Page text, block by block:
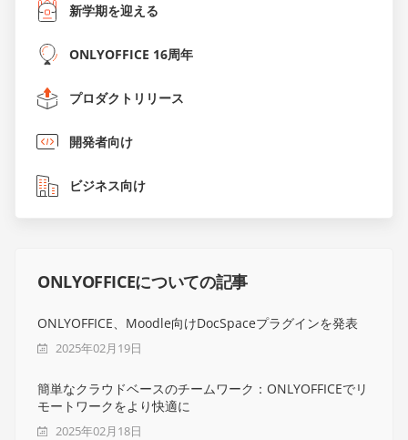
新学期を迎える
ONLYOFFICE 16周年
プロダクトリリース
開発者向け
ビジネス向け
ONLYOFFICEについての記事
ONLYOFFICE、Moodle向けDocSpaceプラグインを発表
2025年02月19日
簡単なクラウドベースのチームワーク：ONLYOFFICEでリ
モートワークをより快適に
2025年02月18日